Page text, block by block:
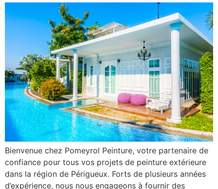
Bienvenue chez Pomeyrol Peinture, votre partenaire de
confiance pour tous vos projets de peinture extérieure
dans la région de Périgueux. Forts de plusieurs années
d’expérience, nous nous engageons à fournir des